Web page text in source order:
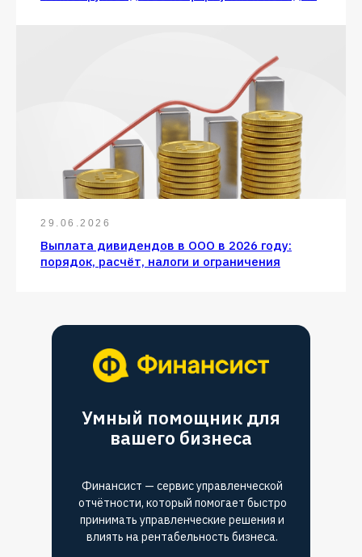
29.06.2026
Выплата дивидендов в ООО в 2026 году:
порядок, расчёт, налоги и ограничения
Умный помощник для
вашего бизнеса
Финансист — сервис управленческой
отчётности, который помогает быстро
принимать управленческие решения и
влиять на рентабельность бизнеса.